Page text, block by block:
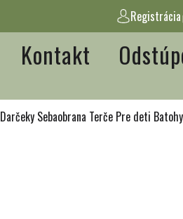
Registrácia
Kontakt
Darčeky Sebaobrana Terče Pre deti